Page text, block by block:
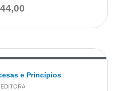
e Princípios